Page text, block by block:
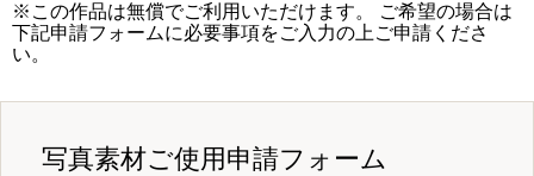
※この作品は無償でご利用いただけます。 ご希望の場合は
下記申請フォームに必要事項をご入力の上ご申請くださ
い。
写真素材ご使用申請フォーム